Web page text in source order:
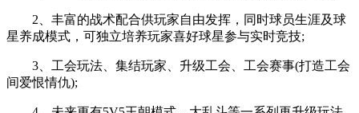
2、丰富的战术配合供玩家自由发挥，同时球员生涯及球
星养成模式，可独立培养玩家喜好球星参与实时竞技;
3、工会玩法、集结玩家、升级工会、工会赛事(打造工会
间爱恨情仇);